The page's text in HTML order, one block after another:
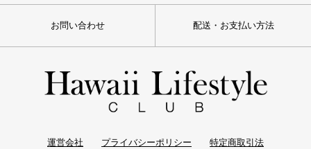
お問い合わせ 配送・お支払い方法
運営会社 プライバシーポリシー 特定商取引法